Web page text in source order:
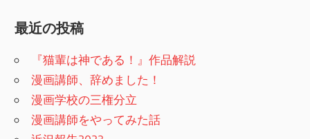
最近の投稿
『猫輩は神である！』作品解説
漫画講師、辞めました！
漫画学校の三権分立
漫画講師をやってみた話